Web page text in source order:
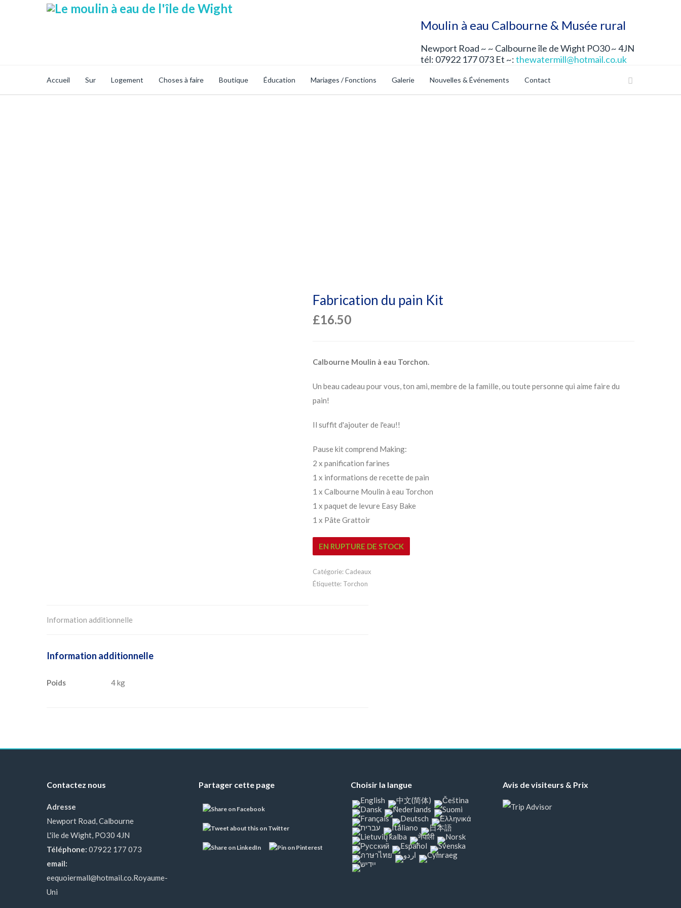
Moulin à eau Calbourne & Musée rural
Newport Road ~ ~ Calbourne île de Wight PO30 ~ 4JN
tél: 07922 177 073 Et ~:thewatermill@hotmail.co.uk
Accueil Sur Logement Choses à faire Boutique Éducation Mariages / Fonctions Galerie Nouvelles & Événements Contact
Fabrication du pain Kit
£16.50
Calbourne Moulin à eau Torchon.
Un beau cadeau pour vous, ton ami, membre de la famille, ou toute personne qui aime faire du
pain!
Il suffit d'ajouter de l'eau!!
Pause kit comprend Making:
2 x panification farines
1 x informations de recette de pain
1 x Calbourne Moulin à eau Torchon
1 x paquet de levure Easy Bake
1 x Pâte Grattoir
EN RUPTURE DE STOCK
Catégorie: Cadeaux
Étiquette: Torchon
Information additionnelle
Information additionnelle
Poids 4 kg
Contactez nous
Adresse
Newport Road, Calbourne
L'île de Wight, PO30 4JN
Téléphone: 07922 177 073
email:
eequoiermall@hotmail.co.Royaume-
Uni
Partager cette page Choisir la langue Avis de visiteurs & Prix